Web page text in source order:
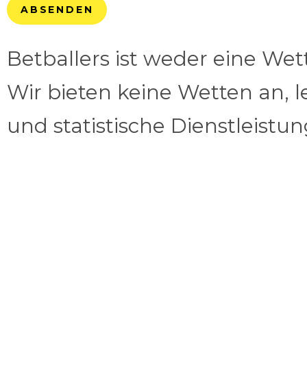
ABSENDEN
Betballers ist weder eine
Wir bieten keine Wetten an,
und statistische